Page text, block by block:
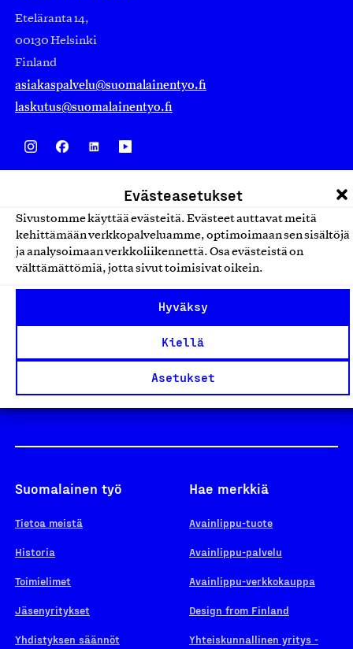
Evästeasetukset
Sivustomme käyttää evästeitä. Evästeet auttavat meitä
kehittämään verkkopalveluamme, optimoimaan sen sisältöjä
ja analysoimaan verkkoliikennettä. Osa evästeistä on
välttämättömiä, jotta sivut toimisivat oikein.
Hyväksy
Kiellä
Asetukset
Eteläranta 14,
00130 Helsinki
Finland
asiakaspalvelu@suomalainentyo.fi
laskutus@suomalainentyo.fi
Design From Finland
Yhteiskunnallinen Yritys -merkki
Suomalainen työ
Tietoa meistä
Historia
Toimielimet
Jäsenyritykset
Yhdistyksen säännöt
Hae merkkiä
Avainlippu-tuote
Avainlippu-palvelu
Avainlippu-verkkokauppa
Design from Finland
Yhteiskunnallinen yritys -